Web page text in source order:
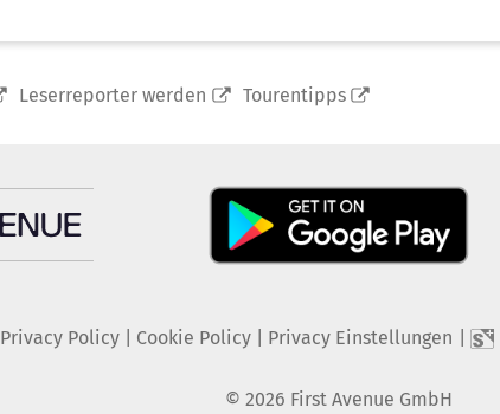
Leserreporter werden Tourentipps
Privacy Policy| Cookie Policy| Privacy Einstellungen
© 2026 First Avenue GmbH